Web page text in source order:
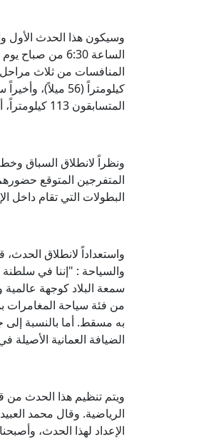
الساعة 6:30
المتسابقون 113 كيلومتراً، أي ما يعادل "70.3" ميل.
ونظراً لانطلاق السباق
المتفرجين المتوقع
البطولات التي تقام داخل
واستعداداً لانطلاق
والسياحة : "إننا في سلطنة
سمعة البلاد كوجهة عالمية
من فئة سياحة المغامرات
به مسقط. أما بالنسبة إلى
الضيافة العمانية الأصيلة
ويتم تنظيم هذا الحدث من
الرياضية. وقال محمد